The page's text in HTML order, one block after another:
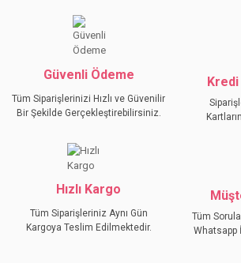
Bu ürüne benzer farklı alternatifler olmalı.
Güvenli Ödeme
Tüm Siparişlerinizi Hızlı ve Güvenilir
Bir Şekilde Gerçekleştirebilirsiniz.
Kredi
Hızlı Kargo
Tüm Siparişleriniz Aynı Gün
Kargoya Teslim Edilmektedir.
Tüm
Whatsapp